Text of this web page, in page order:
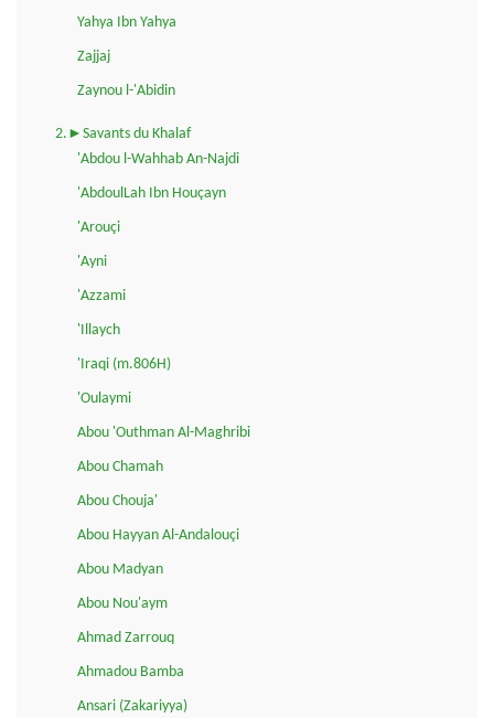
Yahya Ibn Yahya
Zajjaj
Zaynou l-'Abidin
2.►Savants du Khalaf
'Abdou l-Wahhab An-Najdi
'AbdoulLah Ibn Houçayn
'Arouçi
'Ayni
'Azzami
'Illaych
'Iraqi (m.806H)
'Oulaymi
Abou 'Outhman Al-Maghribi
Abou Chamah
Abou Chouja'
Abou Hayyan Al-Andalouçi
Abou Madyan
Abou Nou'aym
Ahmad Zarrouq
Ahmadou Bamba
Ansari (Zakariyya)